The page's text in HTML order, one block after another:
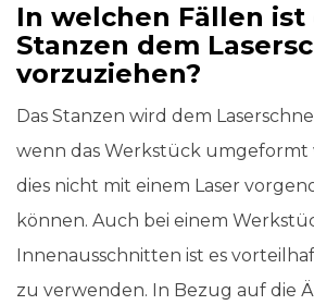
In welchen Fällen ist
Stanzen dem
vorzuziehen?
Das Stanzen wird dem
wenn das Werkstück umgeformt
dies nicht mit einem Laser
können. Auch bei einem
Innenausschnitten ist es
zu verwenden. In Bezug auf die